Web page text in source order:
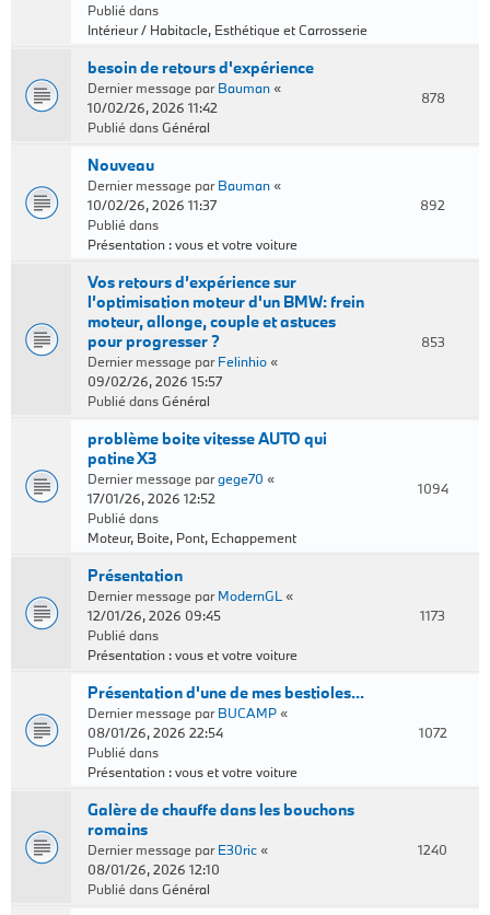
Publié dans
Intérieur / Habitacle, Esthétique et Carrosserie
besoin de retours d'expérience
Dernier message parBauman«
10/02/26, 2026 11:42
Publié dansGénéral
878
Nouveau
Dernier message parBauman«
10/02/26, 2026 11:37
Publié dans
Présentation : vous et votre voiture
892
Vos retours d’expérience sur
l’optimisation moteur d'un BMW: frein
moteur, allonge, couple et astuces
pour progresser ?
Dernier message parFelinhio«
09/02/26, 2026 15:57
Publié dansGénéral
853
problème boite vitesse AUTO qui
patine X3
Dernier message pargege70 «
17/01/26, 2026 12:52
Publié dans
Moteur, Boite, Pont, Echappement
1094
Présentation
Dernier message parModernGL «
12/01/26, 2026 09:45
Publié dans
Présentation : vous et votre voiture
1173
Présentation d'une de mes bestioles...
Dernier message parBUCAMP«
08/01/26, 2026 22:54
Publié dans
Présentation : vous et votre voiture
1072
Galère de chauffe dans les bouchons
romains
Dernier message parE30ric«
08/01/26, 2026 12:10
Publié dansGénéral
1240